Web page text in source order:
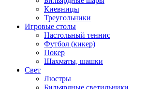
Киевницы
Треугольники
Игровые столы
Настольный теннис
Футбол (кикер)
Покер
Шахматы, шашки
Свет
Люстры
Бильярдные светильники